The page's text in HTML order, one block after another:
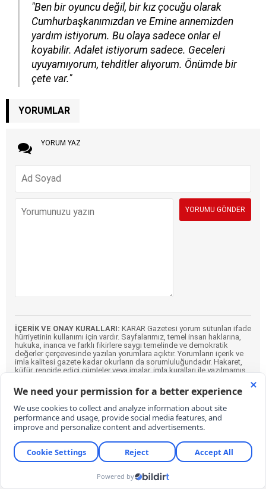
"Ben bir oyuncu değil, bir kız çocuğu olarak
Cumhurbaşkanımızdan ve Emine annemizden
yardım istiyorum. Bu olaya sadece onlar el
koyabilir. Adalet istiyorum sadece. Geceleri
uyuyamıyorum, tehditler alıyorum. Önümde bir
çete var."
YORUMLAR
YORUM YAZ
İÇERİK VE ONAY KURALLARI: KARAR Gazetesi yorum sütunları ifade
hürriyetinin kullanımı için vardır. Sayfalarımız, temel insan haklarına,
hukuka, inanca ve farklı fikirlere saygı temelinde ve demokratik
değerler çerçevesinde yazılan yorumlara açıktır. Yorumların içerik ve
imla kalitesi gazete kadar okurların da sorumluluğundadır. Hakaret,
küfür, rencide edici cümleler veya imalar, imla kuralları ile yazılmamış,
içeriğine bakılmaksızın onaylanmamaktadır. Özensizce belirlenmiş
kullanıcı adlarıyla gönderilen veya haber ve yazının bağlamının
dışında yazılan yorumlar da içeriğine bakılmaksızın
onaylanmamaktadır.